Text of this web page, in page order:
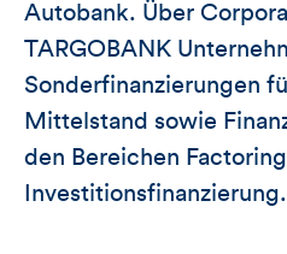
Autobank. Über
TARGOBANK
Sonderfinanzierungen
Mittelstand sowie
den Bereichen
Investitionsfinanzierung.